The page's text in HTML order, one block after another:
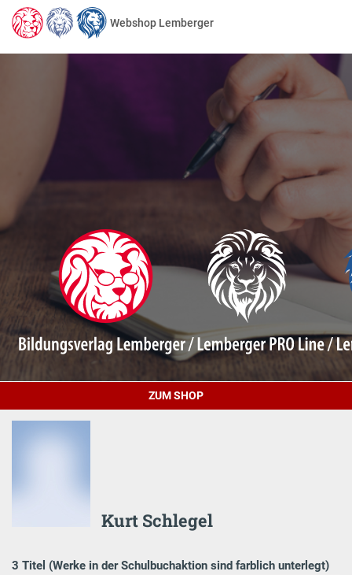
Webshop Lemberger
ZUM SHOP
Kurt Schlegel
3 Titel (Werke in der Schulbuchaktion sind farblich unterlegt)